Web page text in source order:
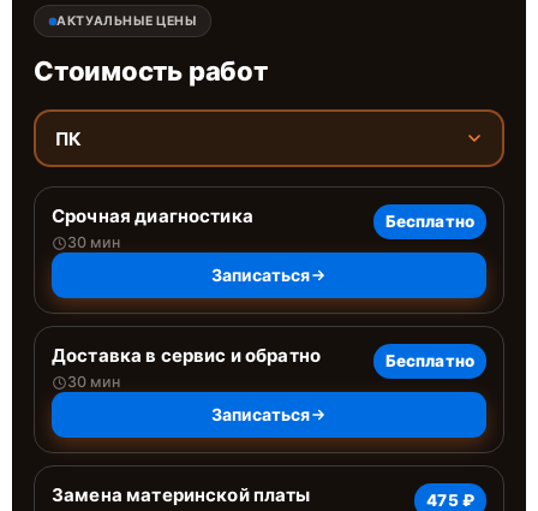
АКТУАЛЬНЫЕ ЦЕНЫ
Стоимость работ
ПК
Срочная диагностика
30 мин
Бесплатно
Записаться
Доставка в сервис и обратно
30 мин
Бесплатно
Записаться
Замена материнской платы 475 ₽